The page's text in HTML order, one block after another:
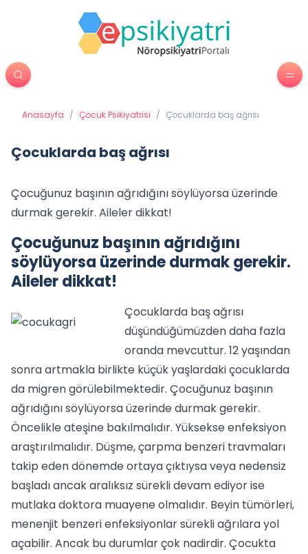
Anasayfa / Çocuk Psikiyatrisi / Çocuklarda baş ağrısı
Çocuklarda baş ağrısı
Çocuğunuz başının ağrıdığını söylüyorsa üzerinde
durmak gerekir. Aileler dikkat!
Çocuğunuz başının ağrıdığını
söylüyorsa üzerinde durmak gerekir.
Aileler dikkat!
Çocuklarda baş ağrısı
düşündüğümüzden daha fazla
oranda mevcuttur. 12 yaşından
sonra artmakla birlikte küçük yaşlardaki çocuklarda
da migren görülebilmektedir. Çocuğunuz başının
ağrıdığını söylüyorsa üzerinde durmak gerekir.
Öncelikle ateşine bakılmalıdır. Yüksekse enfeksiyon
araştırılmalıdır. Düşme, çarpma benzeri travmaları
takip eden dönemde ortaya çıktıysa veya nedensiz
başladı ancak aralıksız sürekli devam ediyor ise
mutlaka doktora muayene olmalıdır. Beyin tümörleri,
menenjit benzeri enfeksiyonlar sürekli ağrılara yol
açabilir. Ancak bu durumlar çok nadirdir. Çocukta